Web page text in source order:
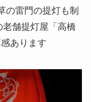
の雷門の提灯も制
舗提灯屋「高橋
あります